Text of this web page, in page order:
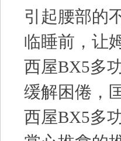
引起腰部的
临睡前，让
西屋BX5多
缓解困倦，
西屋BX5多